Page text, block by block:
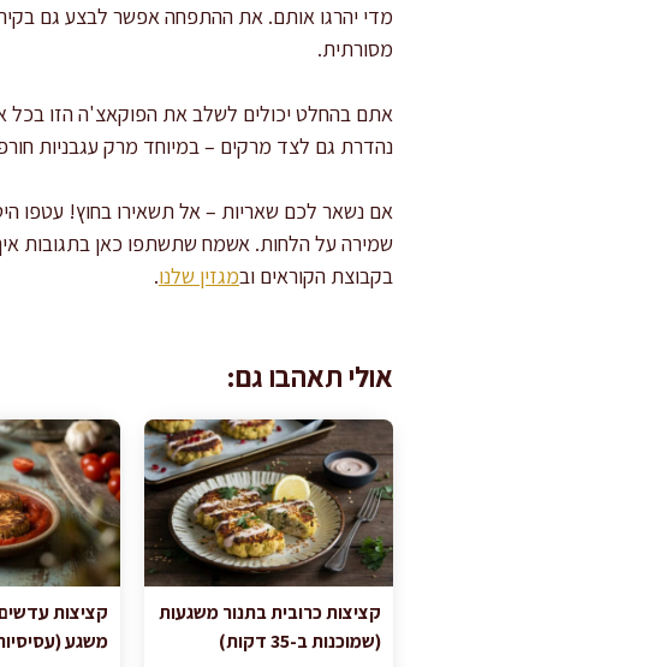
מסורתית.
אתם בהחלט יכולים לשלב את הפוקאצ'ה הזו בכל
נהדרת גם לצד מרקים – במיוחד מרק עגבניות
אם נשאר לכם שאריות – אל תשאירו בחוץ! עטפו
שמירה על הלחות. אשמח שתשתפו כאן בתגובות
בקבוצת הקוראים ובמגזין שלנו.
אולי תאהבו גם:
קציצות כרובית בתנור משגעות
(שמוכנות ב-35 דקות)
קציצות
משגע